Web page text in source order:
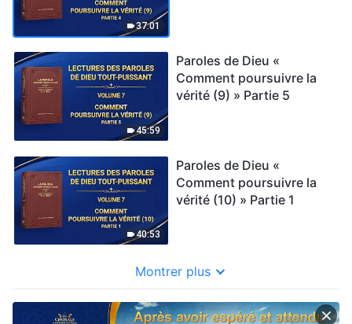
37:01
45:59
Paroles de Dieu «
Comment poursuivre la
vérité (9) » Partie 5
40:53
Paroles de Dieu «
Comment poursuivre la
vérité (10) » Partie 1
Montrer plus